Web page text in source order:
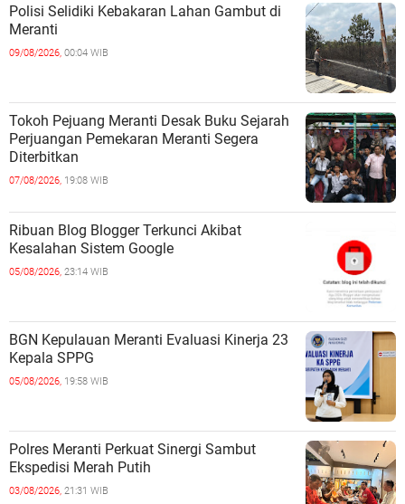
Polisi Selidiki Kebakaran Lahan Gambut di
Meranti
09/08/2026, 00:04 WIB
Tokoh Pejuang Meranti Desak Buku Sejarah
Perjuangan Pemekaran Meranti Segera
Diterbitkan
07/08/2026, 19:08 WIB
Ribuan Blog Blogger Terkunci Akibat
Kesalahan Sistem Google
05/08/2026, 23:14 WIB
BGN Kepulauan Meranti Evaluasi Kinerja 23
Kepala SPPG
05/08/2026, 19:58 WIB
Polres Meranti Perkuat Sinergi Sambut
Ekspedisi Merah Putih
03/08/2026, 21:31 WIB